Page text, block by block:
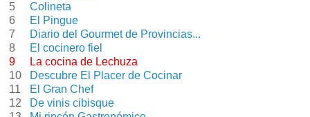
5
Colineta
6
El Pingue
7
Diario del Gourmet de Provincias...
8
El cocinero fiel
9
La cocina de Lechuza
10
Descubre El Placer de Cocinar
11
El Gran Chef
12
De vinis cibisque